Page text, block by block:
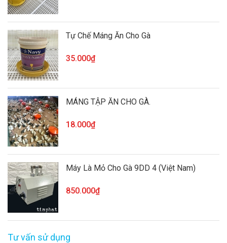
Tự Chế Máng Ăn Cho Gà
35.000₫
MÁNG TẬP ĂN CHO GÀ.
18.000₫
Máy Là Mỏ Cho Gà 9DD 4 (Việt Nam)
850.000₫
Tư vấn sử dụng